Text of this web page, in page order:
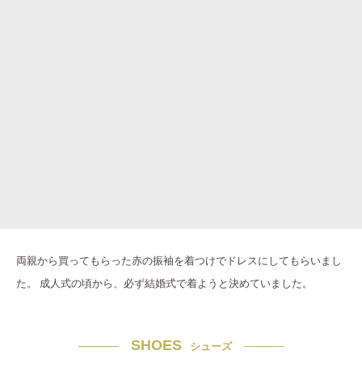
両親から買ってもらった赤の振袖を着つけでドレスにしてもらいまし
た。 成人式の頃から、必ず結婚式で着ようと決めていました。
SHOES シューズ